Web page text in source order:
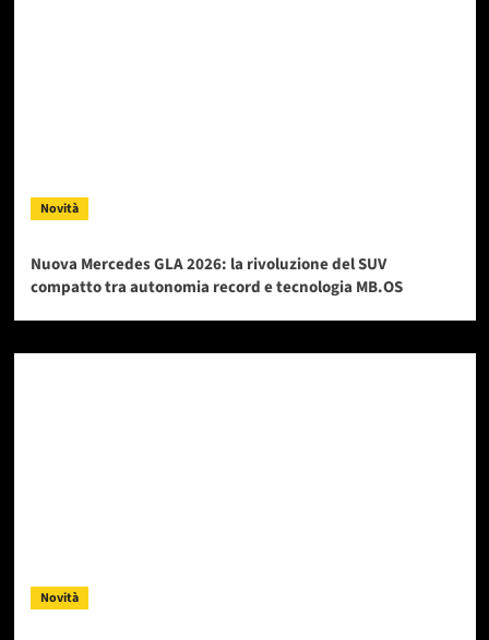
Novità
Nuova Mercedes GLA 2026: la rivoluzione del SUV
compatto tra autonomia record e tecnologia MB.OS
Novità